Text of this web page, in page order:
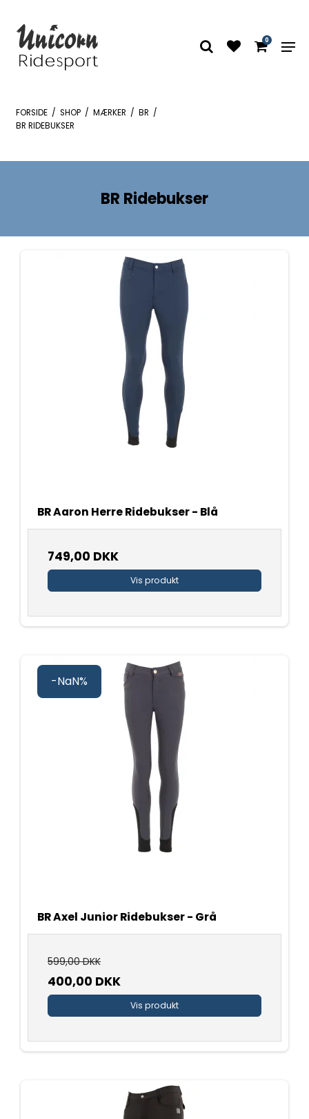
0
FORSIDE / SHOP / MÆRKER / BR /
BR RIDEBUKSER
BR Ridebukser
BR Aaron Herre Ridebukser - Blå
749,00 DKK
Vis produkt
-NaN%
BR Axel Junior Ridebukser - Grå
599,00 DKK
400,00 DKK
Vis produkt